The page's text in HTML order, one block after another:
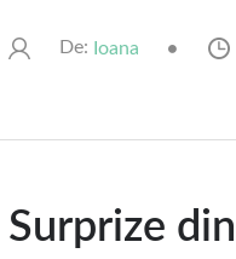
De: Ioana
Surprize